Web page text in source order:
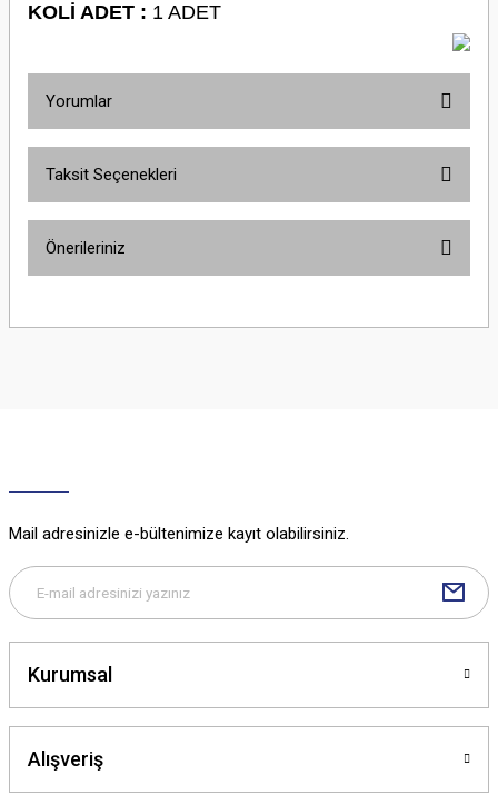
KOLİ ADET : 1 ADET
Yorumlar
Taksit Seçenekleri
Önerileriniz
yetersiz gördüğünüz noktaları öneri formunu kullanarak tarafımıza
Bu ürüne benzer farklı alternatifler olmalı.
Mail adresinizle e-bültenimize kayıt olabilirsiniz.
Kurumsal
Alışveriş